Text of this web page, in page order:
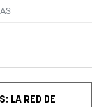
LA RED DE